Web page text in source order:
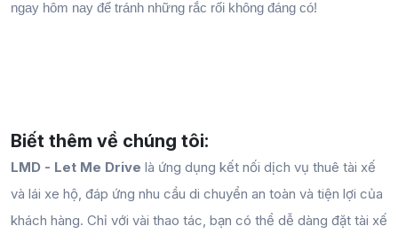
ngay hôm nay để tránh những rắc rối không đáng có!
Biết thêm về chúng tôi:
LMD - Let Me Drive là ứng dụng kết nối dịch vụ thuê tài xế
và lái xe hộ, đáp ứng nhu cầu di chuyển an toàn và tiện lợi của
khách hàng. Chỉ với vài thao tác, bạn có thể dễ dàng đặt tài xế